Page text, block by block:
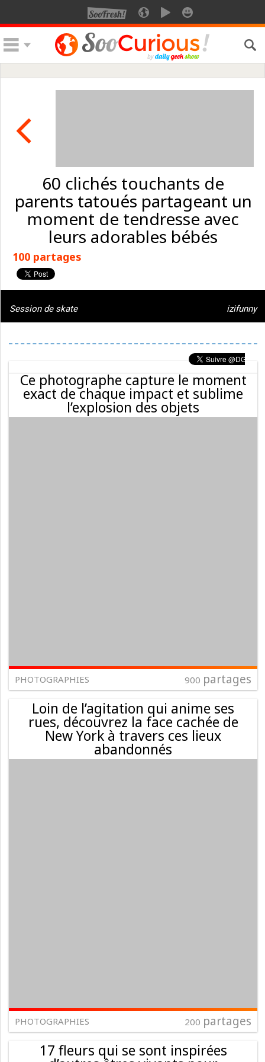
60 clichés touchants de
parents tatoués partageant un
moment de tendresse avec
leurs adorables bébés
100 partages
Session de skate izifunny
Ce photographe capture le moment
exact de chaque impact et sublime
l’explosion des objets
PHOTOGRAPHIES 900 partages
Loin de l’agitation qui anime ses
rues, découvrez la face cachée de
New York à travers ces lieux
abandonnés
PHOTOGRAPHIES 200 partages
17 fleurs qui se sont inspirées